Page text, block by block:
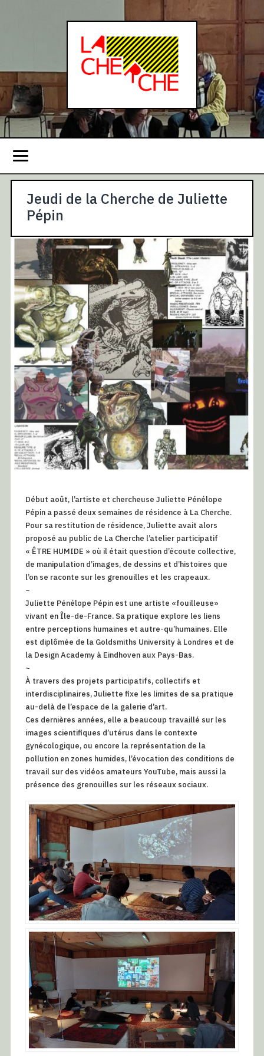
Jeudi de la Cherche de Juliette
Pépin
Début août, l’artiste et chercheuse Juliette Pénélope
Pépin a passé deux semaines de résidence à La Cherche.
Pour sa restitution de résidence, Juliette avait alors
proposé au public de La Cherche l’atelier participatif
« ÊTRE HUMIDE » où il était question d’écoute collective,
de manipulation d’images, de dessins et d’histoires que
l’on se raconte sur les grenouilles et les crapeaux.
~
Juliette Pénélope Pépin est une artiste «fouilleuse»
vivant en Île-de-France. Sa pratique explore les liens
entre perceptions humaines et autre-qu’humaines. Elle
est diplômée de la Goldsmiths University à Londres et de
la Design Academy à Eindhoven aux Pays-Bas.
~
À travers des projets participatifs, collectifs et
interdisciplinaires, Juliette fixe les limites de sa pratique
au-delà de l’espace de la galerie d’art.
Ces dernières années, elle a beaucoup travaillé sur les
images scientifiques d’utérus dans le contexte
gynécologique, ou encore la représentation de la
pollution en zones humides, l’évocation des conditions de
travail sur des vidéos amateurs YouTube, mais aussi la
présence des grenouilles sur les réseaux sociaux.